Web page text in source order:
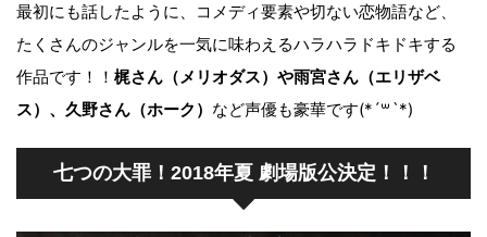
最初にも話したように、コメディ要素や切ない恋物語など、
たくさんのジャンルを一気に味わえるハラハラドキドキする
作品です！！ 梶さん（メリオダス）や雨宮さん（エリザベ
ス）、久野さん（ホーク） など声優も豪華です(*´꒳`*)
七つの大罪！2018年夏 劇場版公決定！！！